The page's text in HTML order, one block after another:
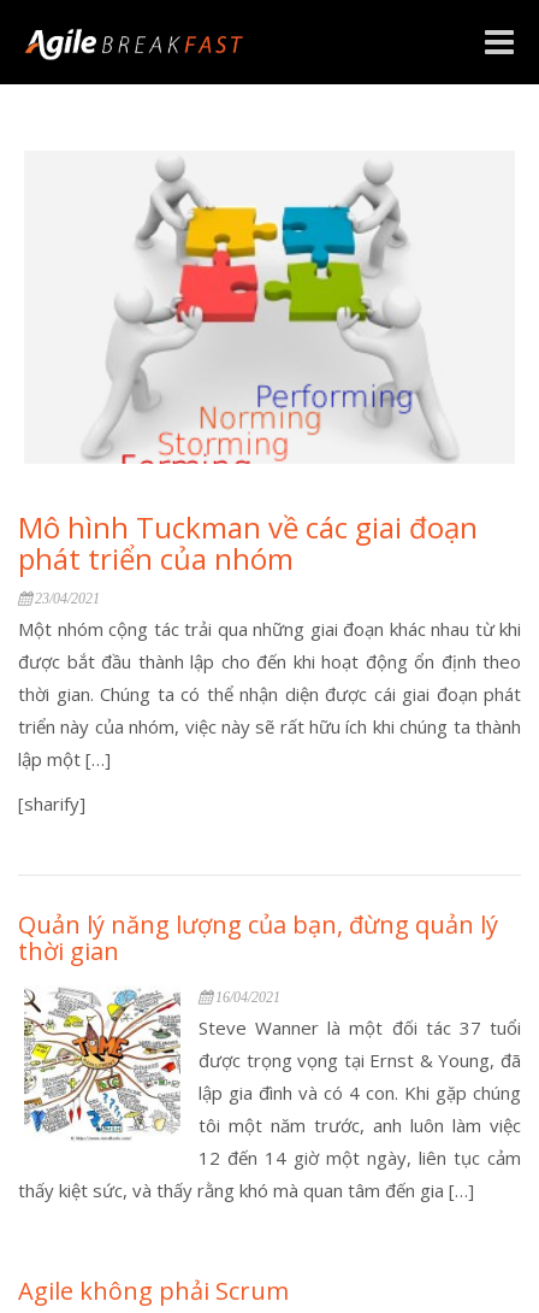
Toggle
Mô hình Tuckman về các giai đoạn
phát triển của nhóm
23/04/2021
Một nhóm cộng tác trải qua những giai đoạn khác nhau từ khi
được bắt đầu thành lập cho đến khi hoạt động ổn định theo
thời gian. Chúng ta có thể nhận diện được cái giai đoạn phát
triển này của nhóm, việc này sẽ rất hữu ích khi chúng ta thành
lập một […]
[sharify]
Quản lý năng lượng của bạn, đừng quản lý
thời gian
16/04/2021
Steve Wanner là một đối tác 37 tuổi
được trọng vọng tại Ernst & Young, đã
lập gia đình và có 4 con. Khi gặp chúng
tôi một năm trước, anh luôn làm việc
12 đến 14 giờ một ngày, liên tục cảm
thấy kiệt sức, và thấy rằng khó mà quan tâm đến gia […]
Agile không phải Scrum